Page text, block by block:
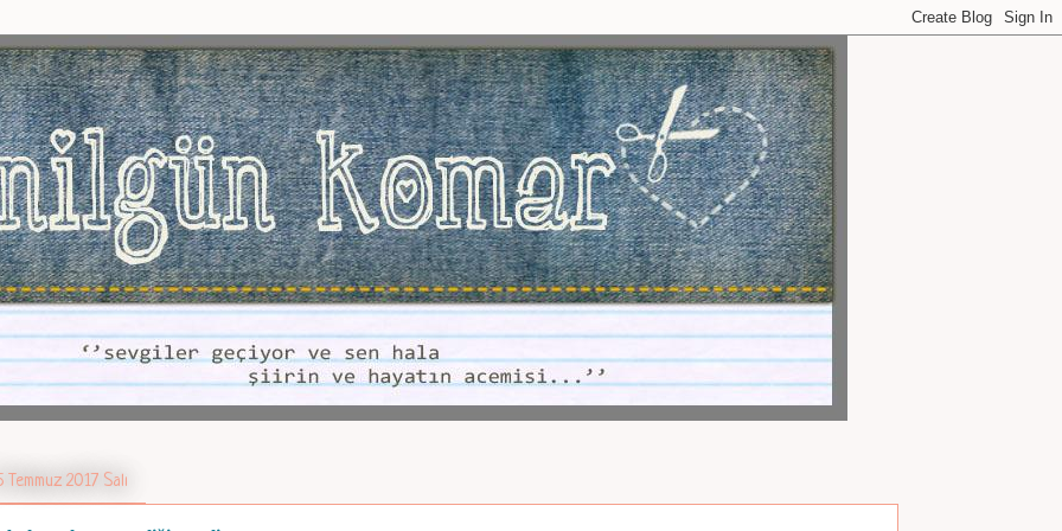
Temmuz 2017 Salı